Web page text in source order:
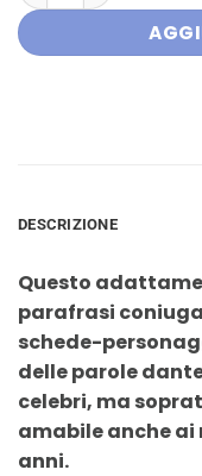
DESCRIZIONE
Questo
parafrasi
schede-
delle parole
celebri, ma
amabile anche ai
anni.